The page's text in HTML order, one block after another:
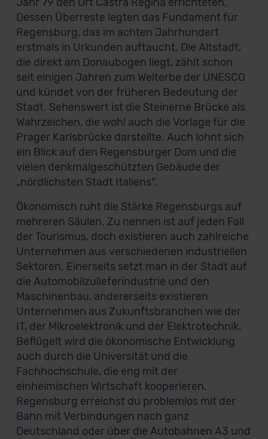
Dessen Überreste legten das Fundament für
Regensburg, das im achten Jahrhundert
erstmals in Urkunden auftaucht. Die Altstadt,
die direkt am Donaubogen liegt, zählt schon
seit einigen Jahren zum Welterbe der UNESCO
und kündet von der früheren Bedeutung der
Stadt. Sehenswert ist die Steinerne Brücke als
Wahrzeichen, die wohl auch die Vorlage für die
Prager Karlsbrücke darstellte. Auch lohnt sich
ein Blick auf den Regensburger Dom und die
vielen denkmalgeschützten Gebäude der
„nördlichsten Stadt Italiens“.
Ökonomisch ruht die Stärke Regensburgs auf
mehreren Säulen. Zu nennen ist auf jeden Fall
der Tourismus, doch existieren auch zahlreiche
Unternehmen aus verschiedenen industriellen
Sektoren. Einerseits setzt man in der Stadt auf
die Automobilzulieferindustrie und den
Maschinenbau, andererseits existieren
Unternehmen aus Zukunftsbranchen wie der
IT, der Mikroelektronik und der Elektrotechnik.
Beflügelt wird die ökonomische Entwicklung
auch durch die Universität und die
Fachhochschule, die eng mit der
einheimischen Wirtschaft kooperieren.
Regensburg erreichst du problemlos mit der
Bahn mit Verbindungen nach ganz
Deutschland oder über die Autobahnen A3 und